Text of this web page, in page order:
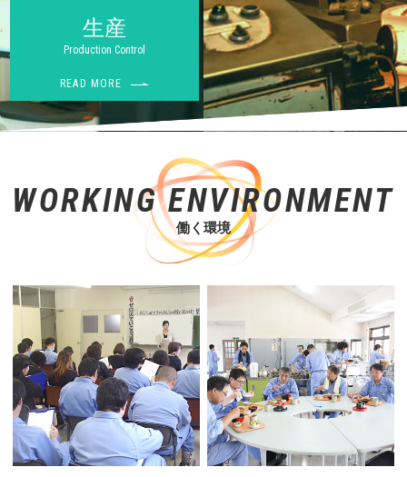
生産
Production Control
READ MORE
WORKING ENVIRONMENT
働く環境